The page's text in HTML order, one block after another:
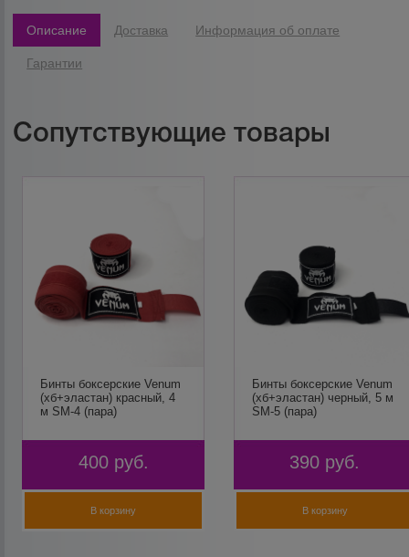
Описание Доставка Информация об оплате
Гарантии
Сопутствующие товары
Бинты боксерские Venum
(хб+эластан) красный, 4
м SM-4 (пара)
400 руб.
В корзину
Бинты боксерские Venum
(хб+эластан) черный, 5 м
SM-5 (пара)
390 руб.
В корзину